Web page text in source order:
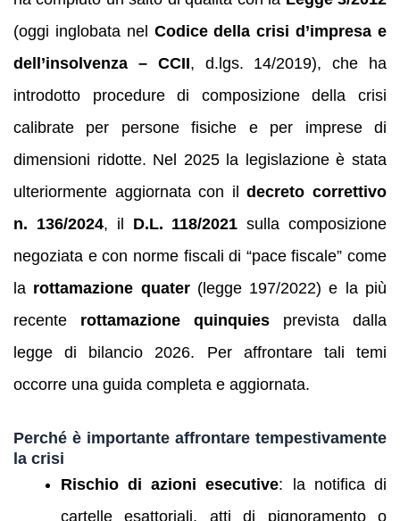
(oggi inglobata nel Codice della crisi d’impresa e
dell’insolvenza – CCII, d.lgs. 14/2019), che ha
introdotto procedure di composizione della crisi
calibrate per persone fisiche e per imprese di
dimensioni ridotte. Nel 2025 la legislazione è stata
ulteriormente aggiornata con ildecreto correttivo
n. 136/2024, il D.L. 118/2021 sulla composizione
negoziata e con norme fiscali di “pace fiscale” come
la rottamazione quater(legge 197/2022) e la più
recente rottamazione quinquies prevista dalla
legge di bilancio 2026. Per affrontare tali temi
occorre una guida completa e aggiornata.
Perché è importante affrontare tempestivamente
la crisi
Rischio di azioni esecutive: la notifica di
cartelle esattoriali, atti di pignoramento o